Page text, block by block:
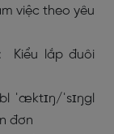
việc theo yêu
lắp đuôi
ˈæktɪŋ/ˈsɪŋgl
đơn